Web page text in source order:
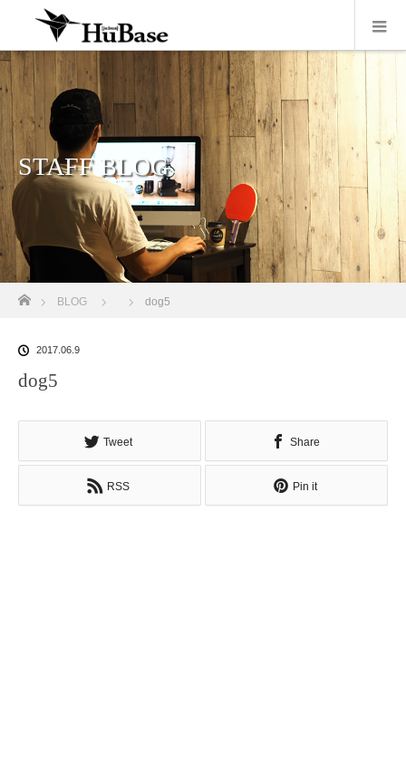
STAFF BLOG
ホーム
BLOG dog5
2017.06.9
dog5
Tweet Share
RSS Pin it